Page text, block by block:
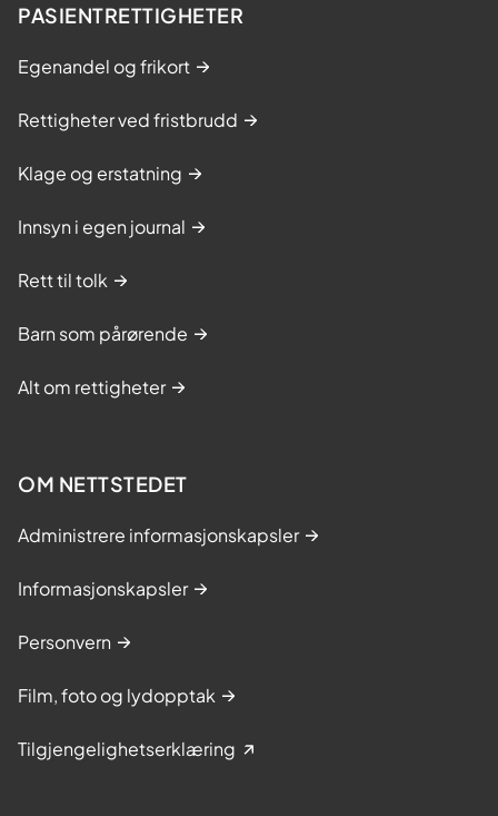
PASIENTRETTIGHETER
Egenandel og frikort
Rettigheter ved fristbrudd
Klage og erstatning
Innsyn i egen journal
Rett til tolk
Barn som pårørende
Alt om rettigheter
OM NETTSTEDET
Administrere informasjonskapsler
Informasjonskapsler
Personvern
Film, foto og lydopptak
Tilgjengelighetserklæring